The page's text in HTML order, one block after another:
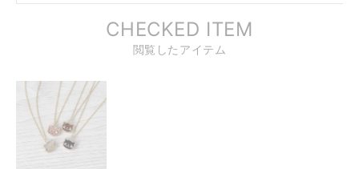
CHECKED ITEM
閲覧したアイテム